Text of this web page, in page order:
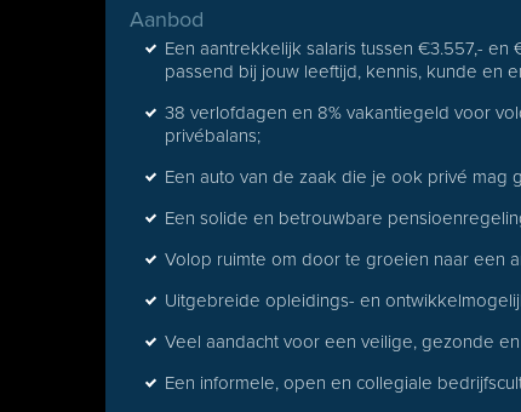
Aanbod
Een aantrekkelijk salaris tussen €3.557,-
passend bij jouw leeftijd, kennis, kunde en
38 verlofdagen en 8% vakantiegeld voor
privébalans;
Een auto van de zaak die je ook privé mag
Een solide en betrouwbare
Volop ruimte om door te groeien naar een
Uitgebreide opleidings- en
Veel aandacht voor een veilige, gezonde
Een informele, open en collegiale